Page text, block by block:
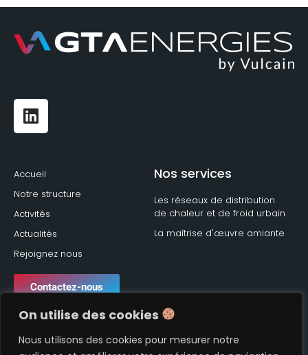
On utilise des cookies
Nous utilisons des cookies pour mesurer notre
Accueil
Notre structure
Activités
Actualités
Rejoignez nous
Contactez-nous
Nos services
Les réseaux de distribution
de chaleur et de froid urbain
La maîtrise d'œuvre amiante
Informations
Mentions légales
contact@gtaenergies.fr